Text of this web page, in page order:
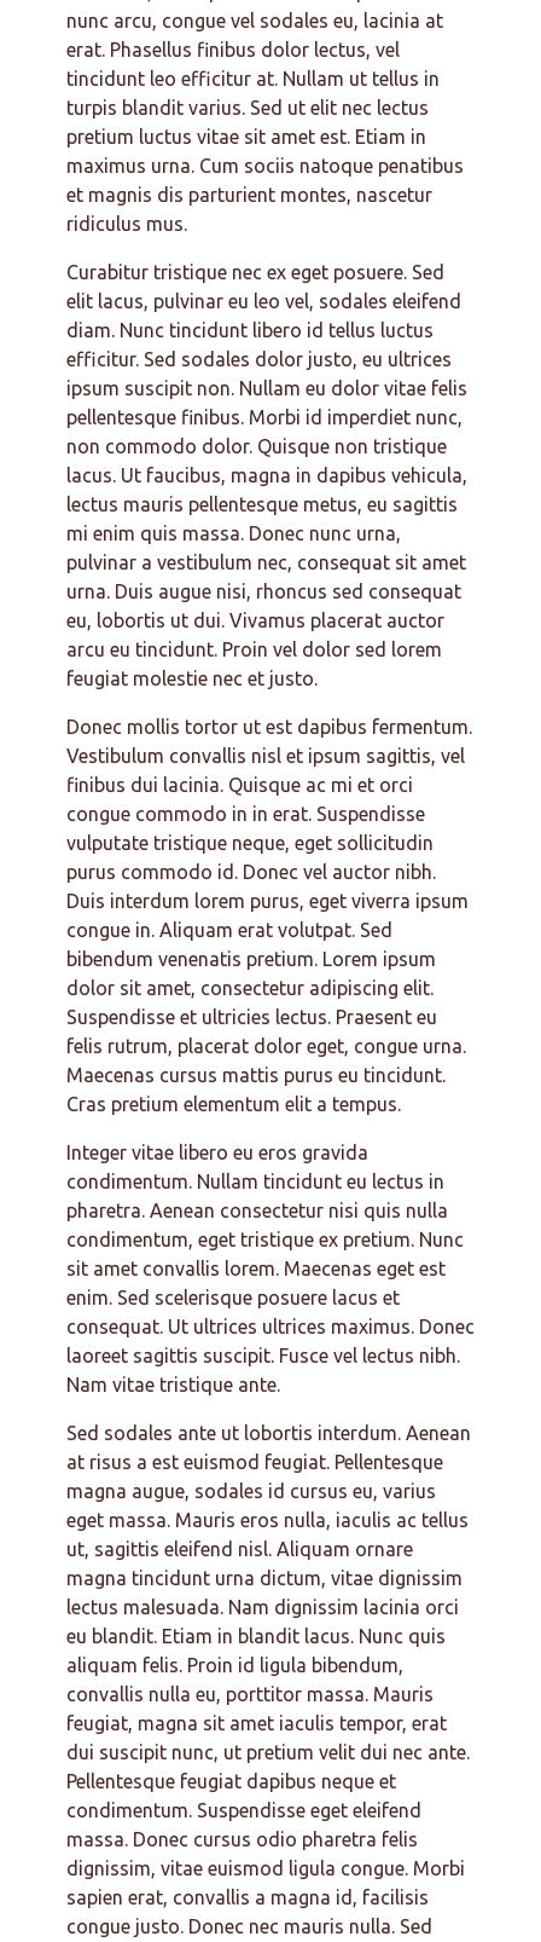
nunc arcu, congue vel sodales eu, lacinia at
erat. Phasellus finibus dolor lectus, vel
tincidunt leo efficitur at. Nullam ut tellus in
turpis blandit varius. Sed ut elit nec lectus
pretium luctus vitae sit amet est. Etiam in
maximus urna. Cum sociis natoque penatibus
et magnis dis parturient montes, nascetur
ridiculus mus.
Curabitur tristique nec ex eget posuere. Sed
elit lacus, pulvinar eu leo vel, sodales eleifend
diam. Nunc tincidunt libero id tellus luctus
efficitur. Sed sodales dolor justo, eu ultrices
ipsum suscipit non. Nullam eu dolor vitae felis
pellentesque finibus. Morbi id imperdiet nunc,
non commodo dolor. Quisque non tristique
lacus. Ut faucibus, magna in dapibus vehicula,
lectus mauris pellentesque metus, eu sagittis
mi enim quis massa. Donec nunc urna,
pulvinar a vestibulum nec, consequat sit amet
urna. Duis augue nisi, rhoncus sed consequat
eu, lobortis ut dui. Vivamus placerat auctor
arcu eu tincidunt. Proin vel dolor sed lorem
feugiat molestie nec et justo.
Donec mollis tortor ut est dapibus fermentum.
Vestibulum convallis nisl et ipsum sagittis, vel
finibus dui lacinia. Quisque ac mi et orci
congue commodo in in erat. Suspendisse
vulputate tristique neque, eget sollicitudin
purus commodo id. Donec vel auctor nibh.
Duis interdum lorem purus, eget viverra ipsum
congue in. Aliquam erat volutpat. Sed
bibendum venenatis pretium. Lorem ipsum
dolor sit amet, consectetur adipiscing elit.
Suspendisse et ultricies lectus. Praesent eu
felis rutrum, placerat dolor eget, congue urna.
Maecenas cursus mattis purus eu tincidunt.
Cras pretium elementum elit a tempus.
Integer vitae libero eu eros gravida
condimentum. Nullam tincidunt eu lectus in
pharetra. Aenean consectetur nisi quis nulla
condimentum, eget tristique ex pretium. Nunc
sit amet convallis lorem. Maecenas eget est
enim. Sed scelerisque posuere lacus et
consequat. Ut ultrices ultrices maximus. Donec
laoreet sagittis suscipit. Fusce vel lectus nibh.
Nam vitae tristique ante.
Sed sodales ante ut lobortis interdum. Aenean
at risus a est euismod feugiat. Pellentesque
magna augue, sodales id cursus eu, varius
eget massa. Mauris eros nulla, iaculis ac tellus
ut, sagittis eleifend nisl. Aliquam ornare
magna tincidunt urna dictum, vitae dignissim
lectus malesuada. Nam dignissim lacinia orci
eu blandit. Etiam in blandit lacus. Nunc quis
aliquam felis. Proin id ligula bibendum,
convallis nulla eu, porttitor massa. Mauris
feugiat, magna sit amet iaculis tempor, erat
dui suscipit nunc, ut pretium velit dui nec ante.
Pellentesque feugiat dapibus neque et
condimentum. Suspendisse eget eleifend
massa. Donec cursus odio pharetra felis
dignissim, vitae euismod ligula congue. Morbi
sapien erat, convallis a magna id, facilisis
congue justo. Donec nec mauris nulla. Sed